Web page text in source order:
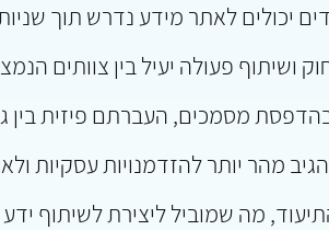
יכולים לאתר מידע נדרש תוך
פעולה יעיל בין צוותים
מסמכים, העברתם פיזית בין
מהר יותר להזדמנויות עסקיות
מה שמוביל ליצירת לשיתוף